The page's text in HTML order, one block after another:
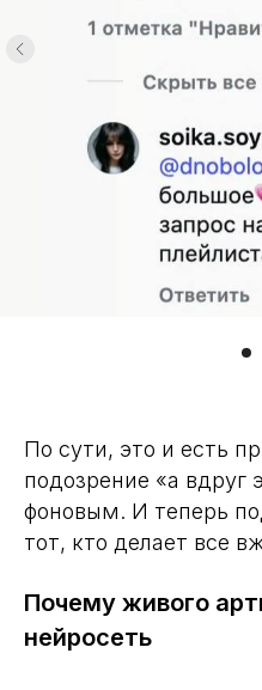
По сути, это и есть
подозрение «а вдруг
фоновым. И теперь
тот, кто делает все
Почему живого
нейросеть